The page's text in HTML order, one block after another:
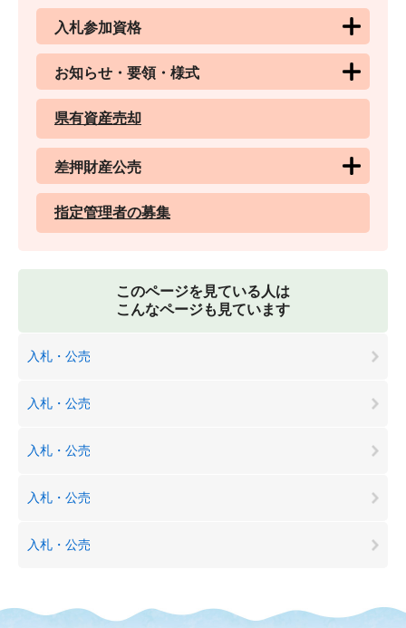
入札参加資格
お知らせ・要領・様式
県有資産売却
差押財産公売
指定管理者の募集
このページを見ている人は
こんなページも見ています
入札・公売
入札・公売
入札・公売
入札・公売
入札・公売